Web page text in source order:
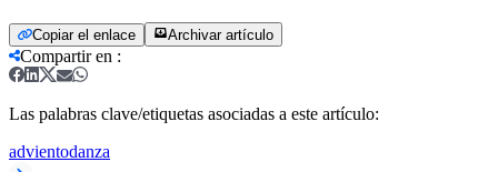
Copiar el enlace Archivar artículo
Compartir en :
Las palabras clave/etiquetas asociadas a este artículo:
advientodanza